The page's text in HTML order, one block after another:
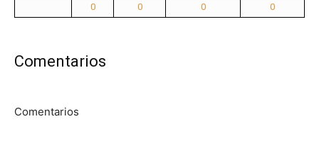
0 0 0 0
Comentarios
Comentarios